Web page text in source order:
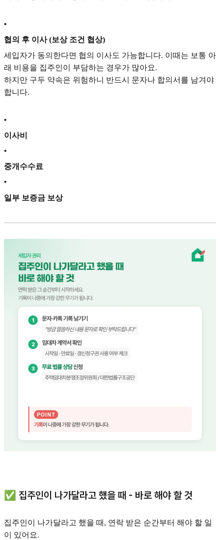
•
협의 후 이사 (보상 조건 협상)
세입자가 동의한다면 협의 이사도 가능합니다. 이때는 보통 아
래 비용을 집주인이 부담하는 경우가 많아요.
하지만 구두 약속은 위험하니 반드시 문자나 합의서를 남겨야
합니다.
•
이사비
•
중개수수료
•
일부 보증금 보상
✅ 집주인이 나가달라고 했을 때 - 바로 해야 할 것
집주인이 나가달라고 했을 때, 연락 받은 순간부터 해야 할 일
이 있어요.